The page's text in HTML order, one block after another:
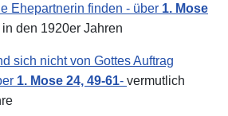
Ehepartnerin finden - über 1. Mose
den 1920er Jahren
sich nicht von Gottes Auftrag
1. Mose 24, 49-61- vermutlich